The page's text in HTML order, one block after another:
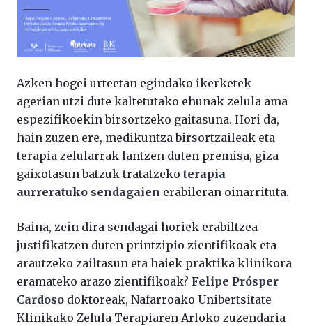
Azken hogei urteetan egindako ikerketek
agerian utzi dute kaltetutako ehunak zelula ama
espezifikoekin birsortzeko gaitasuna. Hori da,
hain zuzen ere, medikuntza birsortzaileak eta
terapia zelularrak lantzen duten premisa, giza
gaixotasun batzuk tratatzeko terapia
aurreratuko sendagaien erabileran oinarrituta.
Baina, zein dira sendagai horiek erabiltzea
justifikatzen duten printzipio zientifikoak eta
arautzeko zailtasun eta haiek praktika klinikora
eramateko arazo zientifikoak? Felipe Prósper
Cardoso doktoreak, Nafarroako Unibertsitate
Klinikako Zelula Terapiaren Arloko zuzendaria